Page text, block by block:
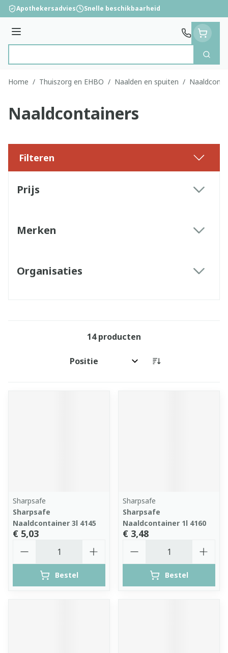
Ga naar de inhoud
Apothekersadvies Snelle beschikbaarheid
Menu
Zoek
Home / Thuiszorg en EHBO / Naalden en spuiten /
Naaldcontainers
Filteren
Prijs
Merken
Organisaties
14producten
Sorteer op:
Sharpsafe
Sharpsafe
Naaldcontainer 3l 4145
€ 5,03
Bestel
Sharpsafe
Sharpsafe
Naaldcontainer 1l 4160
€ 3,48
Bestel